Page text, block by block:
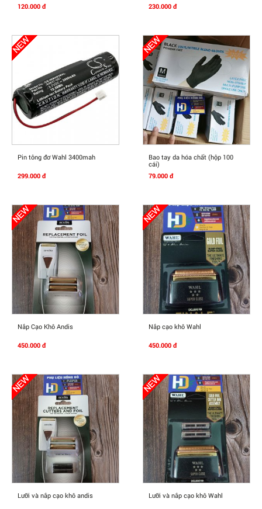
120.000 đ
230.000 đ
Mua Ngay
Pin tông đơ Wahl 3400mah
299.000 đ
Mua Ngay
Bao tay da hóa chất (hộp 100
cái)
79.000 đ
Mua Ngay
Nắp Cạo Khô Andis
450.000 đ
Mua Ngay
Nắp cạo khô Wahl
450.000 đ
Mua Ngay
Lưỡi và nắp cạo khô andis Mua Ngay
Lưỡi và nắp cạo khô Wahl